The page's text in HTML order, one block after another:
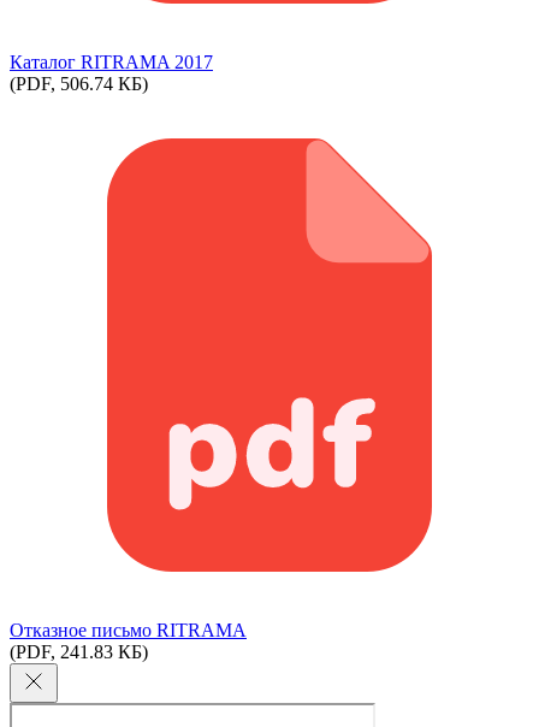
Каталог RITRAMA 2017
(PDF, 506.74 КБ)
Отказное письмо RITRAMA
(PDF, 241.83 КБ)